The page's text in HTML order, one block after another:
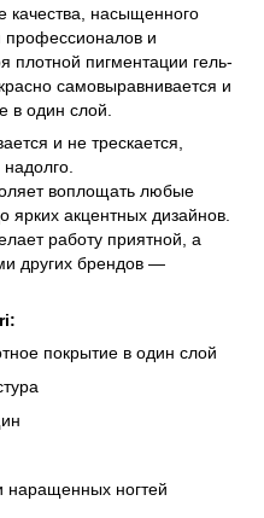
качества, насыщенного
профессионалов и
плотной пигментации гель-
самовыравнивается и
в один слой.
и не трескается,
воплощать любые
акцентных дизайнов.
работу приятной, а
других брендов —
покрытие в один слой
наращенных ногтей